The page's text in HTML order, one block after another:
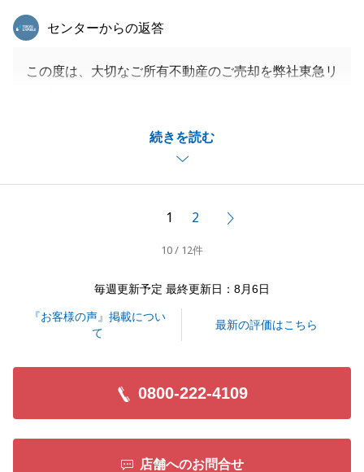
続きを読む
東急リバブル
センターからの返答
この度は、大切なご所有不動産のご売却を弊社東急リ
お言葉を糧に今後も営業活動に精進して参ります。
今後とも不動産に関するお困り事がございましたら、
何なりとお申し付けくださいませ。
閉じる
1 2
10 / 12件
毎週更新予定 最終更新日：8月6日
『お客様の声』掲載につい
て
最新の評価はこちら
0800-222-4109
店舗へのお問合せ